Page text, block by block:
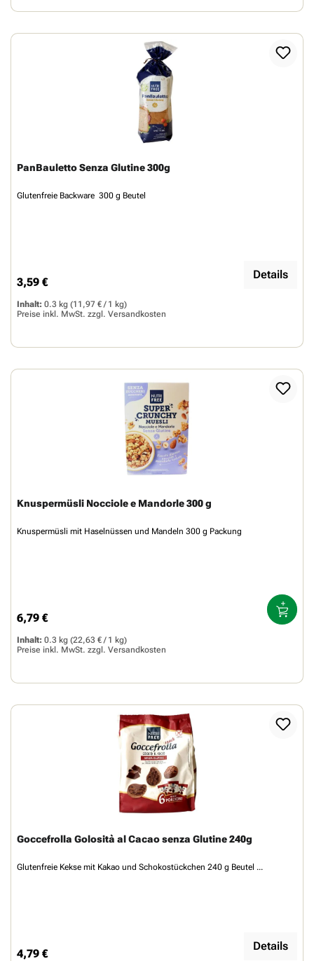
PanBauletto Senza Glutine 300g
Glutenfreie Backware 300 g Beutel
Regulärer Preis:
3,59 €
Details
Inhalt: 0.3 kg (11,97 € / 1 kg)
Preise inkl. MwSt. zzgl. Versandkosten
Knuspermüsli Nocciole e Mandorle 300 g
Knuspermüsli mit Haselnüssen und Mandeln 300 g Packung
Regulärer Preis:
6,79 €
Inhalt: 0.3 kg (22,63 € / 1 kg)
Preise inkl. MwSt. zzgl. Versandkosten
Goccefrolla Golosità al Cacao senza Glutine 240g
Glutenfreie Kekse mit Kakao und Schokostückchen 240 g Beutel ...
Regulärer Preis:
4,79 €
Details